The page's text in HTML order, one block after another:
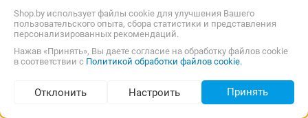
Подбор по параметрам (318)
Shop.by использует файлы cookie для улучшения Вашего
пользовательского опыта, сбора статистики и представления
персонализированных рекомендаций.
Нажав «Принять», Вы даете согласие на обработку файлов cookie
в соответствии с Политикой обработки файлов cookie.
Отклонить Настроить Принять